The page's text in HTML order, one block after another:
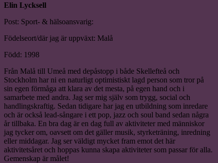
Elin Lycksell
Post: Sport- & hälsoansvarig:
Födelseort/där jag är uppväxt: Malå
Född: 1998
Från Malå till Umeå med depåstopp i både Skellefteå och
Stockholm har ni en naturligt optimistiskt lagd person som tror på
sin egen förmåga att klara av det mesta, på egen hand och i
samarbete med andra. Jag ser mig själv som trygg, social och
handlingskraftig. Sedan tidigare har jag en utbildning som inredare
och är också lead-sångare i ett pop, jazz och soul band sedan några
år tillbaka. En bra dag är en dag full av aktiviteter med människor
jag tycker om, oavsett om det gäller musik, styrketräning, inredning
eller middagar. Jag ser väldigt mycket fram emot det här
aktivitetsåret och hoppas kunna skapa aktiviteter som passar för alla.
Gemenskap är målet!